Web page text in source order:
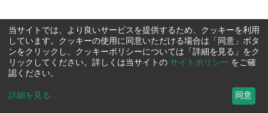
当サイトでは、より良いサービスを提供するため、クッキーを利用
しています。クッキーの使用に同意いただける場合は「同意」ボタ
ンをクリックし、クッキーポリシーについては「詳細を見る」をク
リックしてください。詳しくは当サイトの サイトポリシー をご確
認ください。
詳細を見る ... 同意